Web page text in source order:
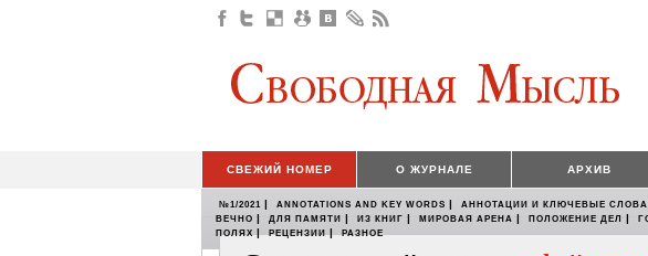
СВЕЖИЙ НОМЕР О ЖУРНАЛЕ АРХИВ
№1/2021 | ANNOTATIONS AND KEY WORDS | АННОТАЦИИ И КЛЮЧЕВЫЕ СЛОВА
ВЕЧНО | ДЛЯ ПАМЯТИ | ИЗ КНИГ | МИРОВАЯ АРЕНА | ПОЛОЖЕНИЕ ДЕЛ |
ПОЛЯХ | РЕЦЕНЗИИ | РАЗНОЕ